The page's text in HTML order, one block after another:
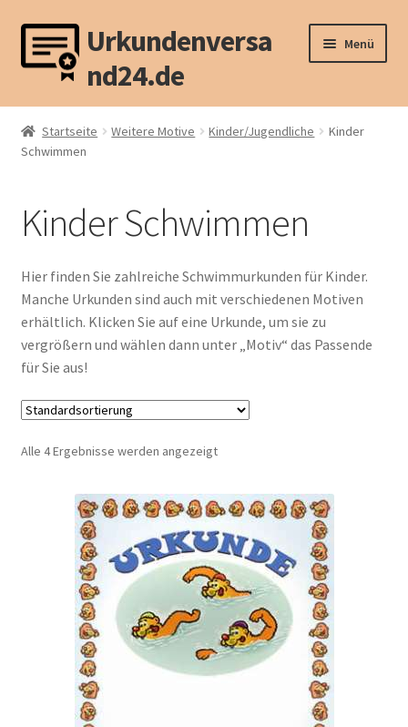
Zur
Navigation
springen
Zum
Inhalt
springen
Urkundenversa
nd24.de
Menü
Sport (1)
Sport (2)
Kinder/Jugendliche
Kinder Badminton / Federball
Kinder Blanko
Kinder Feuerwehr
Kinder Fußball
Kinder Handball
Kinder Hockey
Kinder Judo
Startseite Weitere Motive Kinder/Jugendliche
Kinder
Schwimmen
Kinder Schwimmen
Hier finden Sie zahlreiche Schwimmurkunden für Kinder.
Manche Urkunden sind auch mit verschiedenen Motiven
erhältlich. Klicken Sie auf eine Urkunde, um sie zu
vergrößern und wählen dann unter „Motiv“ das Passende
für Sie aus!
Alle 4 Ergebnisse werden angezeigt